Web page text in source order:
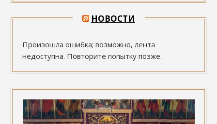
НОВОСТИ
Произошла ошибка; возможно, лента
недоступна. Повторите попытку позже.